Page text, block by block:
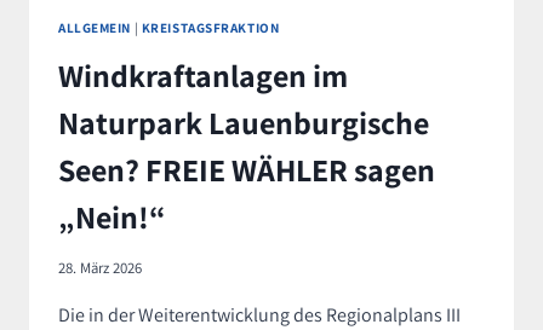
ALLGEMEIN | KREISTAGSFRAKTION
Windkraftanlagen im
Naturpark Lauenburgische
Seen? FREIE WÄHLER sagen
„Nein!“
28. März 2026
Die in der Weiterentwicklung des Regionalplans III